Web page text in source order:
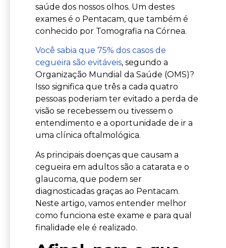
saúde dos nossos olhos. Um destes
exames é o Pentacam, que também é
conhecido por Tomografia na Córnea.
Você sabia que 75% dos casos de
cegueira são evitáveis, segundo a
Organização Mundial da Saúde (OMS)?
Isso significa que três a cada quatro
pessoas poderiam ter evitado a perda de
visão se recebessem ou tivessem o
entendimento e a oportunidade de ir a
uma clínica oftalmológica.
As principais doenças que causam a
cegueira em adultos são a catarata e o
glaucoma, que podem ser
diagnosticadas graças ao Pentacam.
Neste artigo, vamos entender melhor
como funciona este exame e para qual
finalidade ele é realizado.